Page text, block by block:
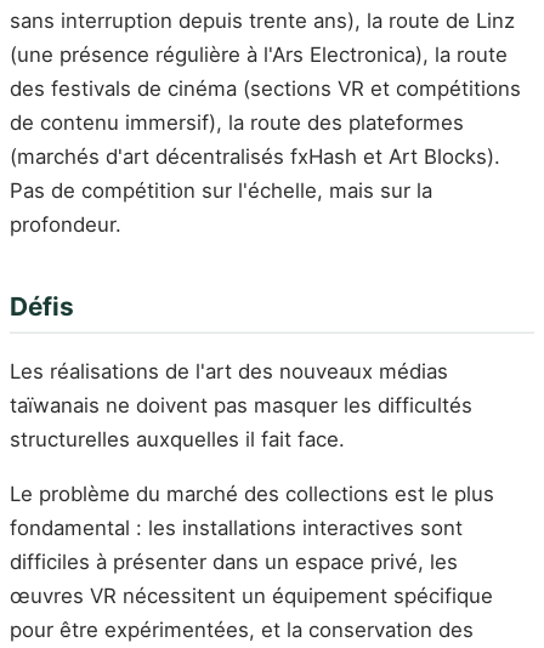
sans interruption depuis trente ans), la route de Linz
(une présence régulière à l'Ars Electronica), la route
des festivals de cinéma (sections VR et compétitions
de contenu immersif), la route des plateformes
(marchés d'art décentralisés fxHash et Art Blocks).
Pas de compétition sur l'échelle, mais sur la
profondeur.
Défis
Les réalisations de l'art des nouveaux médias
taïwanais ne doivent pas masquer les difficultés
structurelles auxquelles il fait face.
Le problème du marché des collections est le plus
fondamental : les installations interactives sont
difficiles à présenter dans un espace privé, les
œuvres VR nécessitent un équipement spécifique
pour être expérimentées, et la conservation des